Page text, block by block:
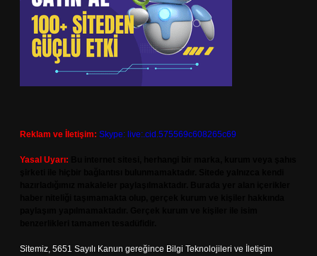
Reklam ve İletişim: Skype: live:.cid.575569c608265c69
Yasal Uyarı:
Sitemiz, 5651 Sayılı Kanun gereğince Bilgi Teknolojileri ve İletişim